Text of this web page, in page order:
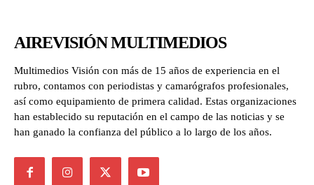
AIREVISIÓN MULTIMEDIOS
Multimedios Visión con más de 15 años de experiencia en el
rubro, contamos con periodistas y camarógrafos profesionales,
así como equipamiento de primera calidad. Estas organizaciones
han establecido su reputación en el campo de las noticias y se
han ganado la confianza del público a lo largo de los años.